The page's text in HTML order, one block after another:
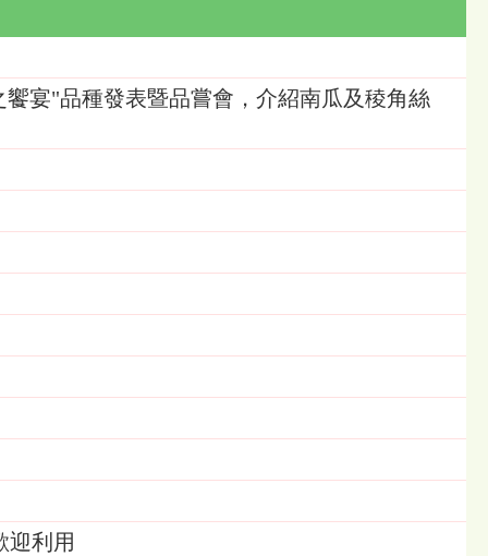
宴"品種發表暨品嘗會，介紹南瓜及稜角絲
迎利用